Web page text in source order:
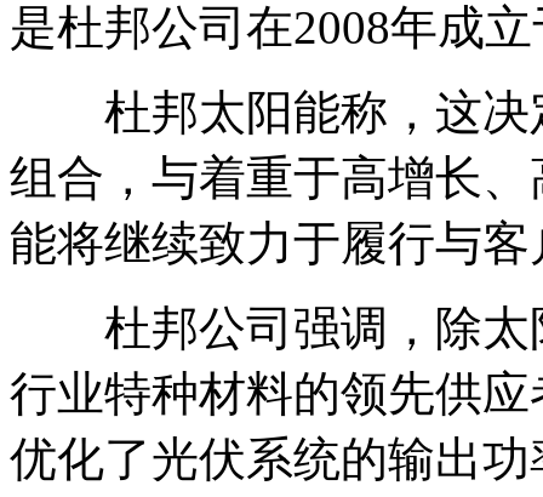
是杜邦公司在2008年成
杜邦太阳能称，这决
组合，与着重于高增长
能将继续致力于履行与
杜邦公司强调，除太
行业特种材料的领先供
优化了光伏系统的输出